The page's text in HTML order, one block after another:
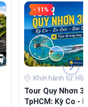
- 11%
Khởi hành từ: Hồ
Tour Quy Nhơn 3
TpHCM: Kỳ Co -